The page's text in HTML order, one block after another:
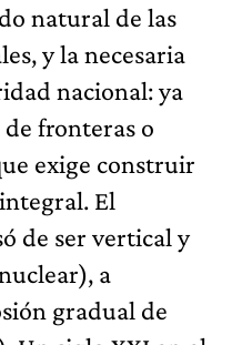
natural de las
y la necesaria
nacional: ya
fronteras o
exige construir
El
de ser vertical y
a
gradual de